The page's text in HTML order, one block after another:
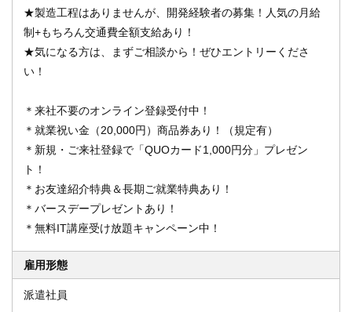
★製造工程はありませんが、開発経験者の募集！人気の月給
制+もちろん交通費全額支給あり！
★気になる方は、まずご相談から！ぜひエントリーくださ
い！
＊来社不要のオンライン登録受付中！
＊就業祝い金（20,000円）商品券あり！（規定有）
＊新規・ご来社登録で「QUOカード1,000円分」プレゼン
ト！
＊お友達紹介特典＆長期ご就業特典あり！
＊バースデープレゼントあり！
＊無料IT講座受け放題キャンペーン中！
雇用形態
派遣社員